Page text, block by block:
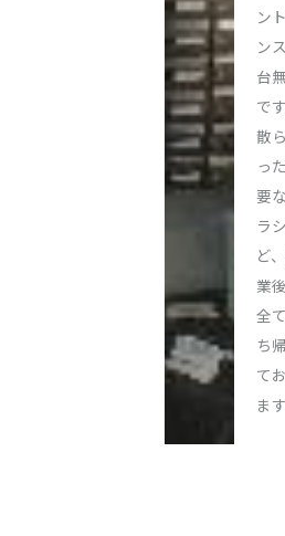
ン
ン
台
です
散
っ
要
ラ
ど
業
全
ち
て
ます